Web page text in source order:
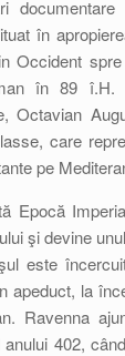
în
Occident
în 89 î.H.
Octavian
care
pe
Epocă
şi devine
este
apeduct, la
Ravenna
402,